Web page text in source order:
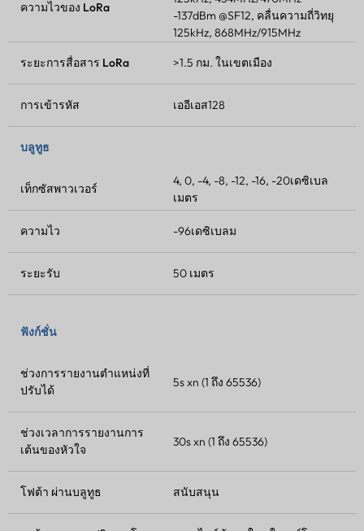
ความไวของ LoRa
-137dBm @SF12, คลื่นความถี่วิทยุ
125kHz, 868MHz/915MHz
ระยะการสื่อสาร LoRa >1.5 กม. ในเขตเมือง
การเข้ารหัส เออีเอส128
บลูทูธ
เท็กซัสพาวเวอร์
4, 0, -4, -8, -12, -16, -20เดซิเบล
เมตร
ความไว -96เดซิเบลม
ระยะรับ 50 เมตร
ฟังก์ชั่น
ช่วงการรายงานตำแหน่งที่
ปรับได้
5s xn (1 ถึง 65536)
ช่วงเวลาการรายงานการ
เต้นของหัวใจ
30s xn (1 ถึง 65536)
โฟต้า ผ่านบลูทูธ สนับสนุน